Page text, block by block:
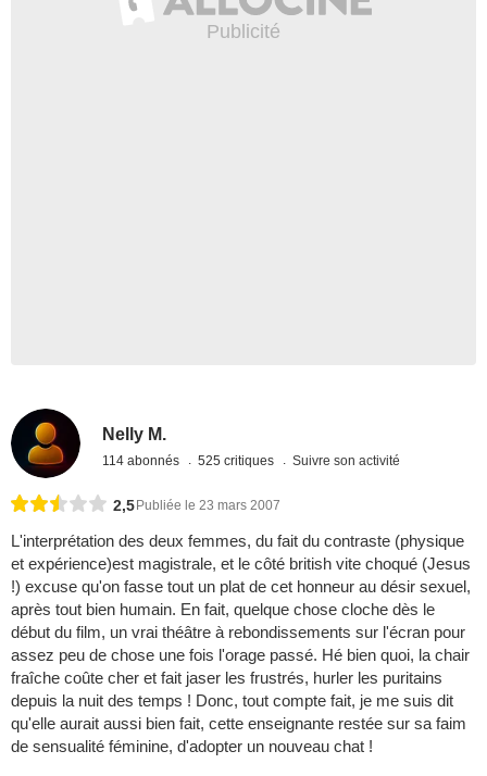
Nelly M.
114 abonnés 525 critiques Suivre son activité
2,5 Publiée le 23 mars 2007
L'interprétation des deux femmes, du fait du contraste (physique
et expérience)est magistrale, et le côté british vite choqué (Jesus
!) excuse qu'on fasse tout un plat de cet honneur au désir sexuel,
après tout bien humain. En fait, quelque chose cloche dès le
début du film, un vrai théâtre à rebondissements sur l'écran pour
assez peu de chose une fois l'orage passé. Hé bien quoi, la chair
fraîche coûte cher et fait jaser les frustrés, hurler les puritains
depuis la nuit des temps ! Donc, tout compte fait, je me suis dit
qu'elle aurait aussi bien fait, cette enseignante restée sur sa faim
de sensualité féminine, d'adopter un nouveau chat !